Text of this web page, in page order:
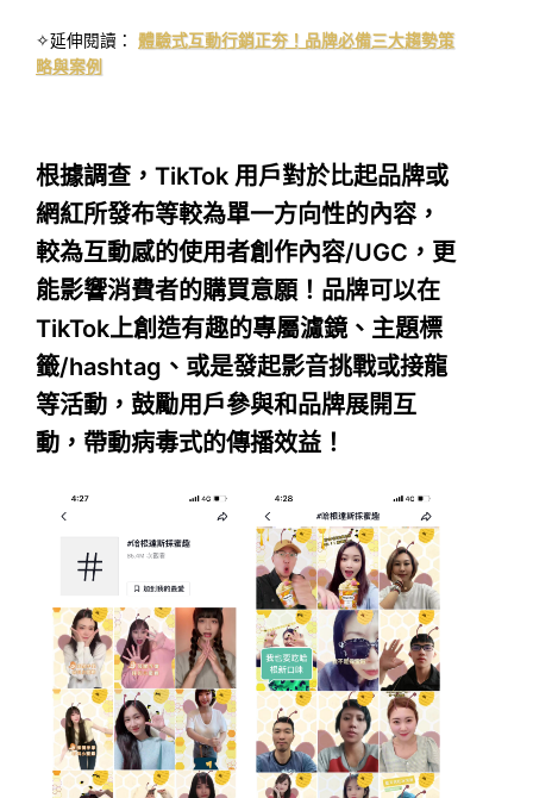
✧延伸閱讀： 體驗式互動行銷正夯！品牌必備三大趨勢策
略與案例
根據調查，TikTok 用戶對於比起品牌或
網紅所發布等較為單一方向性的內容，
較為互動感的使用者創作內容/UGC，更
能影響消費者的購買意願！品牌可以在
TikTok上創造有趣的專屬濾鏡、主題標
籤/hashtag、或是發起影音挑戰或接龍
等活動，鼓勵用戶參與和品牌展開互
動，帶動病毒式的傳播效益！